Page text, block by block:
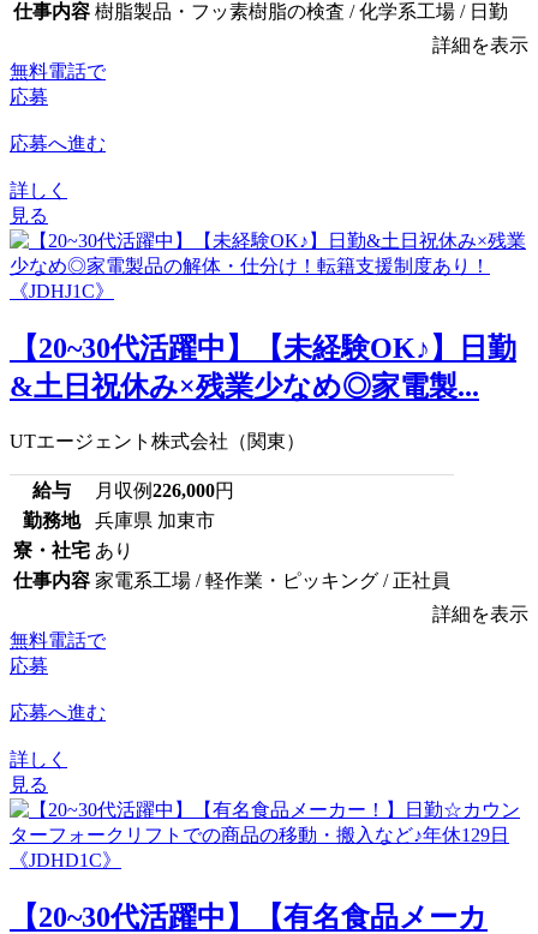
仕事内容 樹脂製品・フッ素樹脂の検査 / 化学系工場 / 日勤
詳細を表示
無料電話で
応募
応募へ進む
詳しく
見る
【20~30代活躍中】【未経験OK♪】日勤
&土日祝休み×残業少なめ◎家電製...
UTエージェント株式会社（関東）
給与 月収例226,000円
勤務地
兵庫県 加東市
寮・社宅 あり
仕事内容 家電系工場 / 軽作業・ピッキング / 正社員
詳細を表示
無料電話で
応募
応募へ進む
詳しく
見る
【20~30代活躍中】【有名食品メーカ